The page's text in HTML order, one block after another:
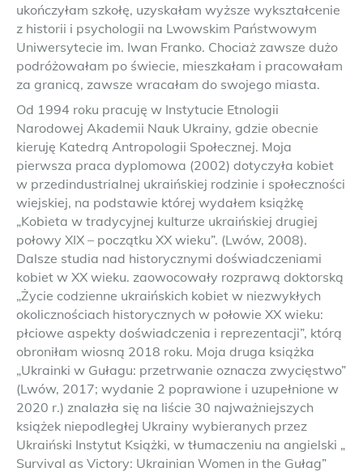
ukończyłam szkołę, uzyskałam wyższe wykształcenie
z historii i psychologii na Lwowskim Państwowym
Uniwersytecie im. Iwan Franko. Chociaż zawsze dużo
podróżowałam po świecie, mieszkałam i pracowałam
za granicą, zawsze wracałam do swojego miasta.
Od 1994 roku pracuję w Instytucie Etnologii
Narodowej Akademii Nauk Ukrainy, gdzie obecnie
kieruję Katedrą Antropologii Społecznej. Moja
pierwsza praca dyplomowa (2002) dotyczyła kobiet
w przedindustrialnej ukraińskiej rodzinie i społeczności
wiejskiej, na podstawie której wydałem książkę
„Kobieta w tradycyjnej kulturze ukraińskiej drugiej
połowy XIX – początku XX wieku”. (Lwów, 2008).
Dalsze studia nad historycznymi doświadczeniami
kobiet w XX wieku. zaowocowały rozprawą doktorską
„Życie codzienne ukraińskich kobiet w niezwykłych
okolicznościach historycznych w połowie XX wieku:
płciowe aspekty doświadczenia i reprezentacji”, którą
obroniłam wiosną 2018 roku. Moja druga książka
„Ukrainki w Gułagu: przetrwanie oznacza zwycięstwo”
(Lwów, 2017; wydanie 2 poprawione i uzupełnione w
2020 r.) znalazła się na liście 30 najważniejszych
książek niepodległej Ukrainy wybieranych przez
Ukraiński Instytut Książki, w tłumaczeniu na angielski „
Survival as Victory: Ukrainian Women in the Gułag”